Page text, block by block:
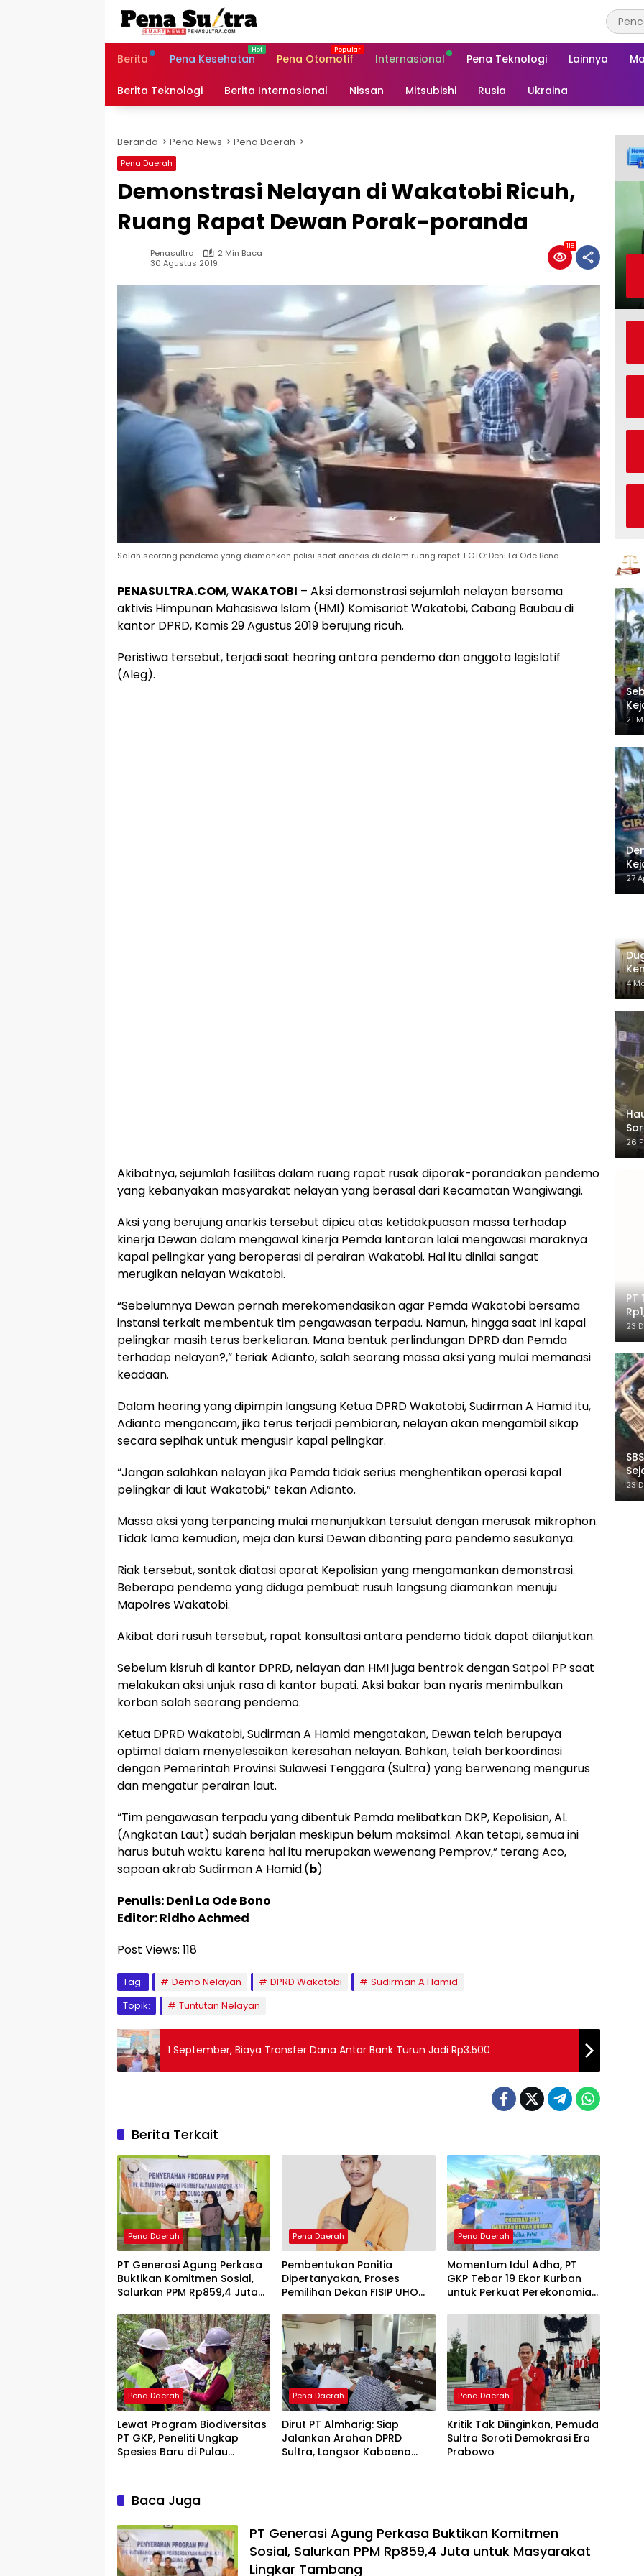
Berita
Pena Kesehatan Pena Otomotif Internasional Pena Teknologi Lainnya
Berita Teknologi Berita Internasional Nissan Mitsubishi Rusia Ukraina
Beranda Pena News Pena Daerah
Pena Daerah
Demonstrasi Nelayan di Wakatobi Ricuh,
Ruang Rapat Dewan Porak-poranda
Penasultra
2 Min Baca
30 Agustus 2019
118
Salah seorang pendemo yang diamankan polisi saat anarkis di dalam ruang rapat. FOTO: Deni La Ode Bono
PENASULTRA.COM,WAKATOBI – Aksi demonstrasi sejumlah nelayan bersama
aktivis Himpunan Mahasiswa Islam (HMI) Komisariat Wakatobi, Cabang Baubau di
kantor DPRD, Kamis 29 Agustus 2019 berujung ricuh.
Peristiwa tersebut, terjadi saat hearing antara pendemo dan anggota legislatif
(Aleg).
Akibatnya, sejumlah fasilitas dalam ruang rapat rusak diporak-porandakan pendemo
yang kebanyakan masyarakat nelayan yang berasal dari Kecamatan Wangiwangi.
Aksi yang berujung anarkis tersebut dipicu atas ketidakpuasan massa terhadap
kinerja Dewan dalam mengawal kinerja Pemda lantaran lalai mengawasi maraknya
kapal pelingkar yang beroperasi di perairan Wakatobi. Hal itu dinilai sangat
merugikan nelayan Wakatobi.
“Sebelumnya Dewan pernah merekomendasikan agar Pemda Wakatobi bersama
instansi terkait membentuk tim pengawasan terpadu. Namun, hingga saat ini kapal
pelingkar masih terus berkeliaran. Mana bentuk perlindungan DPRD dan Pemda
terhadap nelayan?,” teriak Adianto, salah seorang massa aksi yang mulai memanasi
keadaan.
Dalam hearing yang dipimpin langsung Ketua DPRD Wakatobi, Sudirman A Hamid itu,
Adianto mengancam, jika terus terjadi pembiaran, nelayan akan mengambil sikap
secara sepihak untuk mengusir kapal pelingkar.
“Jangan salahkan nelayan jika Pemda tidak serius menghentikan operasi kapal
pelingkar di laut Wakatobi,” tekan Adianto.
Massa aksi yang terpancing mulai menunjukkan tersulut dengan merusak mikrophon.
Tidak lama kemudian, meja dan kursi Dewan dibanting para pendemo sesukanya.
Riak tersebut, sontak diatasi aparat Kepolisian yang mengamankan demonstrasi.
Beberapa pendemo yang diduga pembuat rusuh langsung diamankan menuju
Mapolres Wakatobi.
Akibat dari rusuh tersebut, rapat konsultasi antara pendemo tidak dapat dilanjutkan.
Sebelum kisruh di kantor DPRD, nelayan dan HMI juga bentrok dengan Satpol PP saat
melakukan aksi unjuk rasa di kantor bupati. Aksi bakar ban nyaris menimbulkan
korban salah seorang pendemo.
Ketua DPRD Wakatobi, Sudirman A Hamid mengatakan, Dewan telah berupaya
optimal dalam menyelesaikan keresahan nelayan. Bahkan, telah berkoordinasi
dengan Pemerintah Provinsi Sulawesi Tenggara (Sultra) yang berwenang mengurus
dan mengatur perairan laut.
“Tim pengawasan terpadu yang dibentuk Pemda melibatkan DKP, Kepolisian, AL
(Angkatan Laut) sudah berjalan meskipun belum maksimal. Akan tetapi, semua ini
harus butuh waktu karena hal itu merupakan wewenang Pemprov,” terang Aco,
sapaan akrab Sudirman A Hamid.(b)
Penulis: Deni La Ode Bono
Editor: Ridho Achmed
Post Views: 118
Tag: Demo Nelayan DPRD Wakatobi
Sudirman A Hamid
Topik:
Tuntutan Nelayan
1 September, Biaya Transfer Dana Antar Bank Turun Jadi Rp3.500
Berita Terkait
Pena Daerah
PT Generasi Agung Perkasa
Buktikan Komitmen Sosial,
Salurkan PPM Rp859,4 Juta
Tambang
Pena Daerah
Pembentukan Panitia
Dipertanyakan, Proses
Pemilihan Dekan FISIP UHO
Pena Daerah
Momentum Idul Adha, PT
GKP Tebar 19 Ekor Kurban
untuk Perkuat Perekonomian
Pena Daerah
Lewat Program Biodiversitas
PT GKP, Peneliti Ungkap
Spesies Baru di Pulau
Pena Daerah
Dirut PT Almharig: Siap
Jalankan Arahan DPRD
Sultra, Longsor Kabaena
Pena Daerah
Kritik Tak Diinginkan, Pemuda
Sultra Soroti Demokrasi Era
Prabowo
Baca Juga
PT Generasi Agung Perkasa Buktikan Komitmen
Sosial, Salurkan PPM Rp859,4 Juta untuk Masyarakat
Lingkar Tambang
21
27
4
26
PT
23
23